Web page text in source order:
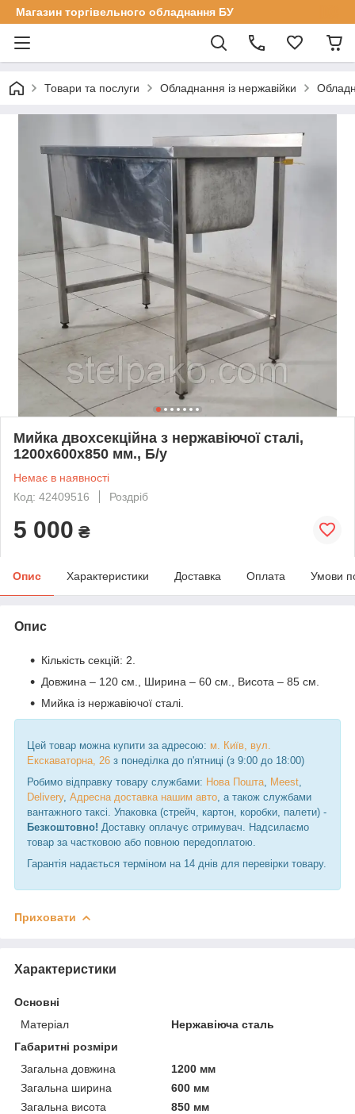
Магазин торгівельного обладнання БУ
Товари та послуги Обладнання із нержавійки
Мийка двохсекційна з нержавіючої сталі,
1200х600х850 мм., Б/у
Немає в наявності
Код: 42409516
Роздріб
5 000 ₴
Опис Характеристики Доставка Оплата Умови
Опис
Кількість секцій: 2.
Довжина – 120 см., Ширина – 60 см., Висота – 85 см.
Мийка із нержавіючої сталі.
Цей товар можна купити за адресою: м. Київ, вул.
Екскаваторна, 26 з понеділка до п'ятниці (з 9:00 до 18:00)
Робимо відправку товару службами: Нова Пошта Meest
Delivery, Адресна доставка нашим авто , а також службами
вантажного таксі. Упаковка (стрейч, картон, коробки, палети) -
Безкоштовно! Доставку оплачує отримувач. Надсилаємо
товар за частковою або повною передоплатою.
Гарантія надається терміном на 14 днів для перевірки товару.
Приховати
Характеристики
Основні
Матеріал
Нержавіюча сталь
Габаритні розміри
Загальна довжина
1200 мм
Загальна ширина
600 мм
Загальна висота
850 мм